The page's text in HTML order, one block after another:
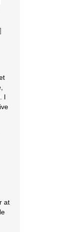
I
at